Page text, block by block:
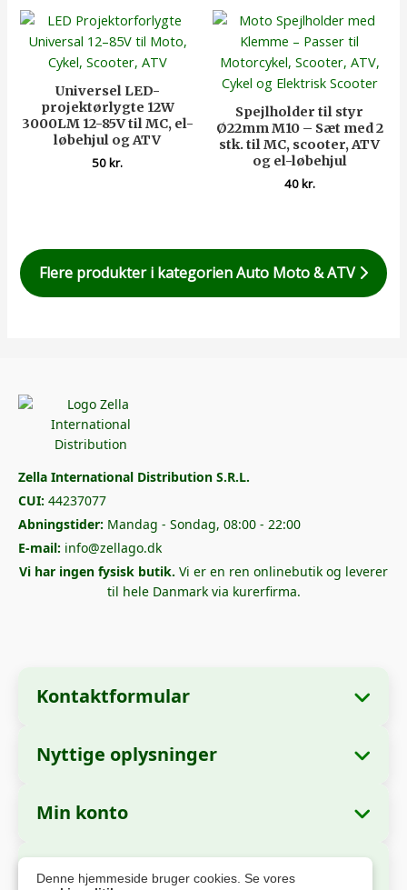
Denne hjemmeside bruger cookies. Se vores
Universel LED-
projektørlygte 12W
3000LM 12-85V til MC, el-
løbehjul og ATV
50kr.
Spejlholder til styr
Ø22mm M10 – Sæt med 2
stk. til MC, scooter, ATV
og el-løbehjul
40kr.
Flere produkter i kategorien Auto Moto & ATV
Zella International Distribution S.R.L.
CUI: 44237077
Abningstider: Mandag - Sondag, 08:00 - 22:00
E-mail: info@zellago.dk
Vi har ingen fysisk butik. Vi er en ren onlinebutik og leverer
til hele Danmark via kurerfirma.
Kontaktformular
Virksomhedsoplysninger
Virksomhedsnavn:
Distribution S.R.L.
Hovedkontor:Strada Cuza Voda nr. 97,
Sector 4, Bucuresti, 040283, Romania
Nyttige oplysninger
Hvordan bestiller man?
Betalingsmetoder
Min konto
Mine ordrer
Personlige oplysninger
Sikker betaling